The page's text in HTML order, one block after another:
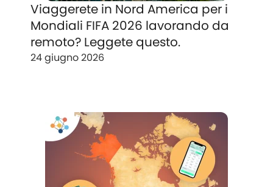
Viaggerete in Nord America per i
Mondiali FIFA 2026 lavorando da
remoto? Leggete questo.
24 giugno 2026